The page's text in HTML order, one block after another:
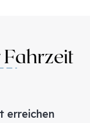
erreichen